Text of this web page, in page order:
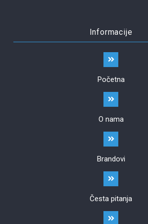
Informacije
Početna
O nama
Brandovi
Česta pitanja